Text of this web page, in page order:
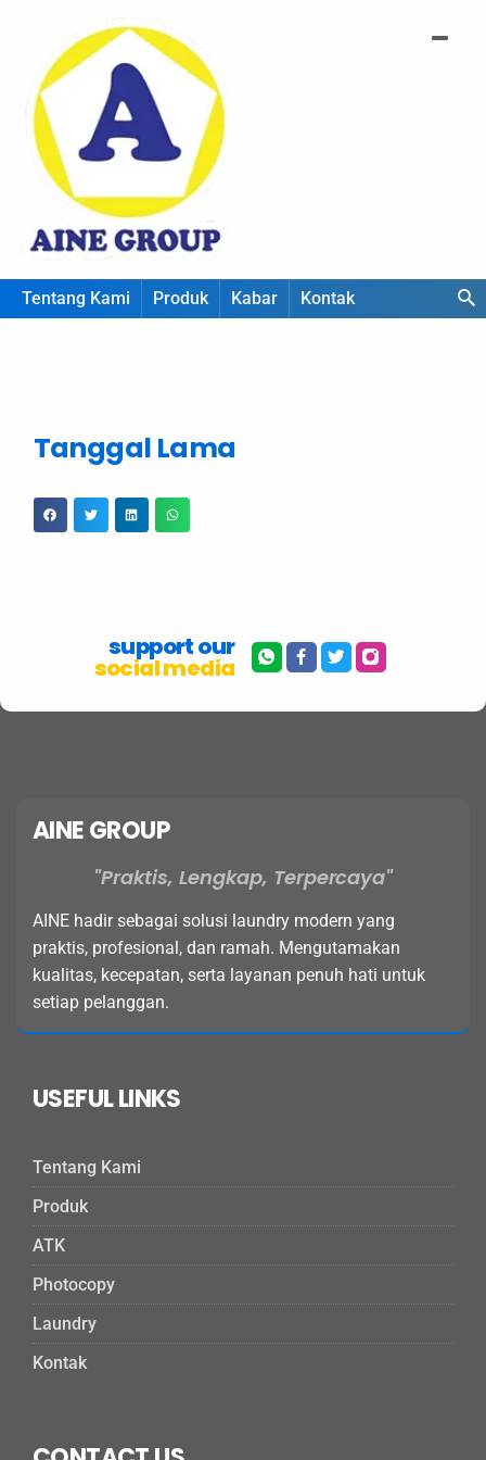
Tentang Kami Produk Kabar Kontak
Tanggal Lama
support our
social media
AINE GROUP
Praktis, Lengkap, Terpercaya
AINE hadir sebagai solusi laundry modern yang
praktis, profesional, dan ramah. Mengutamakan
kualitas, kecepatan, serta layanan penuh hati untuk
setiap pelanggan.
USEFUL LINKS
Tentang Kami
Produk
ATK
Photocopy
Laundry
Kontak